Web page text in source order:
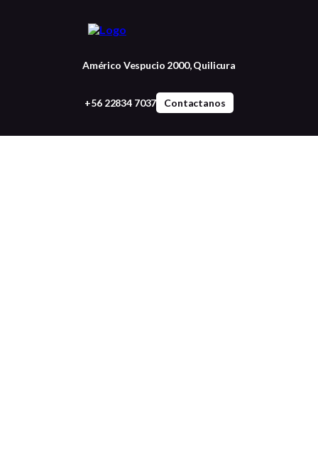
Américo Vespucio 2000, Quilicura
+56 22834 7037 Contactanos